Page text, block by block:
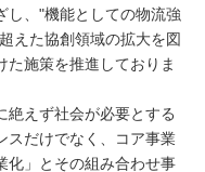
し、"機能としての物流強
えた協創領域の拡大を図
た施策を推進しておりま
絶えず社会が必要とする
スだけでなく、コア事業
化」とその組み合わせ事